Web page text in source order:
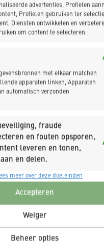
advertenties, Profielen
Profielen gebruiken ter
Diensten ontwikkelen en
om content te selecteren.
met elkaar matchen
apparaten linken, Apparaten
automatisch verzonden
fraude
en fouten opsporen,
leveren en tonen,
en delen.
meer over deze doeleinden
Accepteren
Weiger
Beheer opties
bestaande kwaliteiten
uit een combinatie
aanpassingen en
deuren vervangen voor
gerealiseerd. Ook zijn